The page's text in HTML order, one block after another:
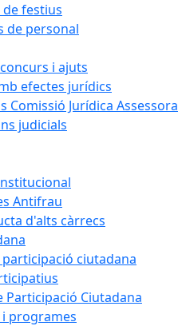
de festius
de personal
i ajuts
efectes jurídics
Comissió Jurídica Assessora
judicials
Antifrau
d'alts càrrecs
ciutadana
Participació Ciutadana
i programes